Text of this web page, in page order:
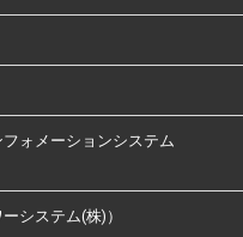
ォメーションシステム
システム(株)）